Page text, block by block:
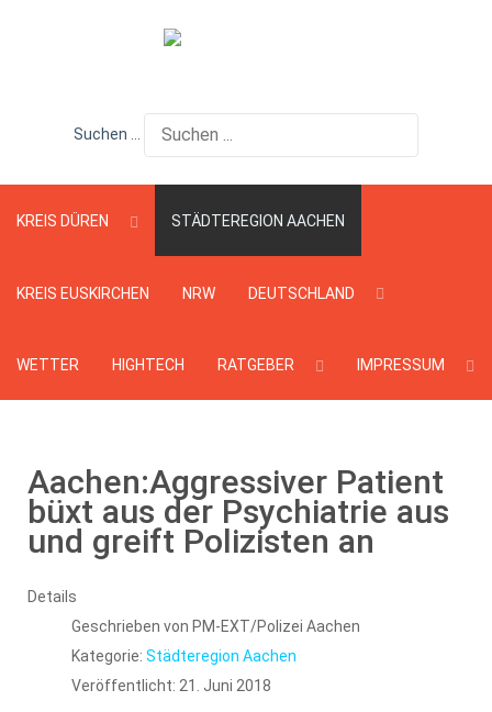
Suchen ...
KREIS DÜREN STÄDTEREGION AACHEN
KREIS EUSKIRCHEN NRW DEUTSCHLAND
WETTER HIGHTECH RATGEBER IMPRESSUM
Aachen:Aggressiver Patient
büxt aus der Psychiatrie aus
und greift Polizisten an
Details
Geschrieben von PM-EXT/Polizei Aachen
Kategorie: Städteregion Aachen
Veröffentlicht: 21. Juni 2018